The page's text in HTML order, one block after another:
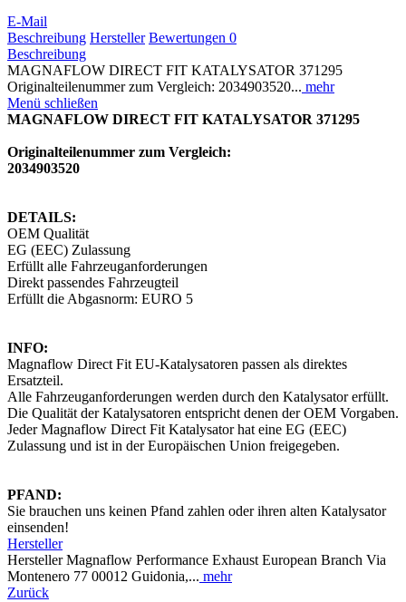
E-Mail
Beschreibung Hersteller Bewertungen 0
Beschreibung
MAGNAFLOW DIRECT FIT KATALYSATOR 371295
Originalteilenummer zum Vergleich: 2034903520... mehr
Menü schließen
MAGNAFLOW DIRECT FIT KATALYSATOR 371295
Originalteilenummer zum Vergleich:
2034903520
DETAILS:
OEM Qualität
EG (EEC) Zulassung
Erfüllt alle Fahrzeuganforderungen
Direkt passendes Fahrzeugteil
Erfüllt die Abgasnorm: EURO 5
INFO:
Magnaflow Direct Fit EU-Katalysatoren passen als direktes
Ersatzteil.
Alle Fahrzeuganforderungen werden durch den Katalysator erfüllt.
Die Qualität der Katalysatoren entspricht denen der OEM Vorgaben.
Jeder Magnaflow Direct Fit Katalysator hat eine EG (EEC)
Zulassung und ist in der Europäischen Union freigegeben.
PFAND:
Sie brauchen uns keinen Pfand zahlen oder ihren alten Katalysator
einsenden!
Hersteller
Hersteller Magnaflow Performance Exhaust European Branch Via
Montenero 77 00012 Guidonia,... mehr
Zurück